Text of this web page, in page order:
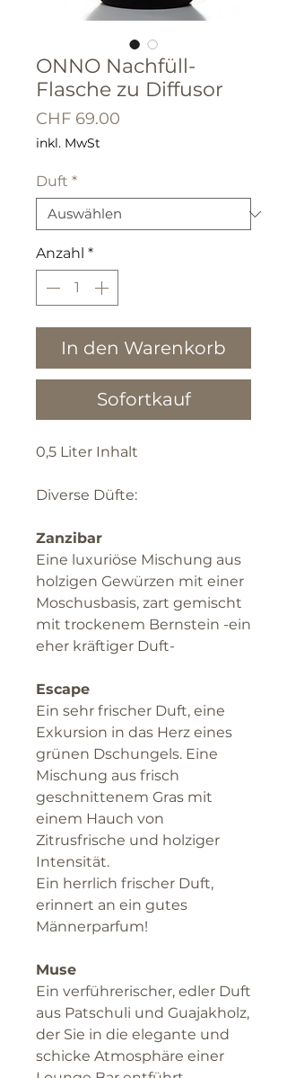
ONNO Nachfüll-
Flasche zu Diffusor
CHF 69.00
inkl. MwSt
Duft *
Anzahl *
In den Warenkorb
Sofortkauf
0,5 Liter Inhalt
Diverse Düfte:
Zanzibar
Eine luxuriöse Mischung aus
holzigen Gewürzen mit einer
Moschusbasis, zart gemischt
mit trockenem Bernstein -ein
eher kräftiger Duft-
Escape
Ein sehr frischer Duft, eine
Exkursion in das Herz eines
grünen Dschungels. Eine
Mischung aus frisch
geschnittenem Gras mit
einem Hauch von
Zitrusfrische und holziger
Intensität.
Ein herrlich frischer Duft,
erinnert an ein gutes
Männerparfum!
Muse
Ein verführerischer, edler Duft
aus Patschuli und Guajakholz,
der Sie in die elegante und
schicke Atmosphäre einer